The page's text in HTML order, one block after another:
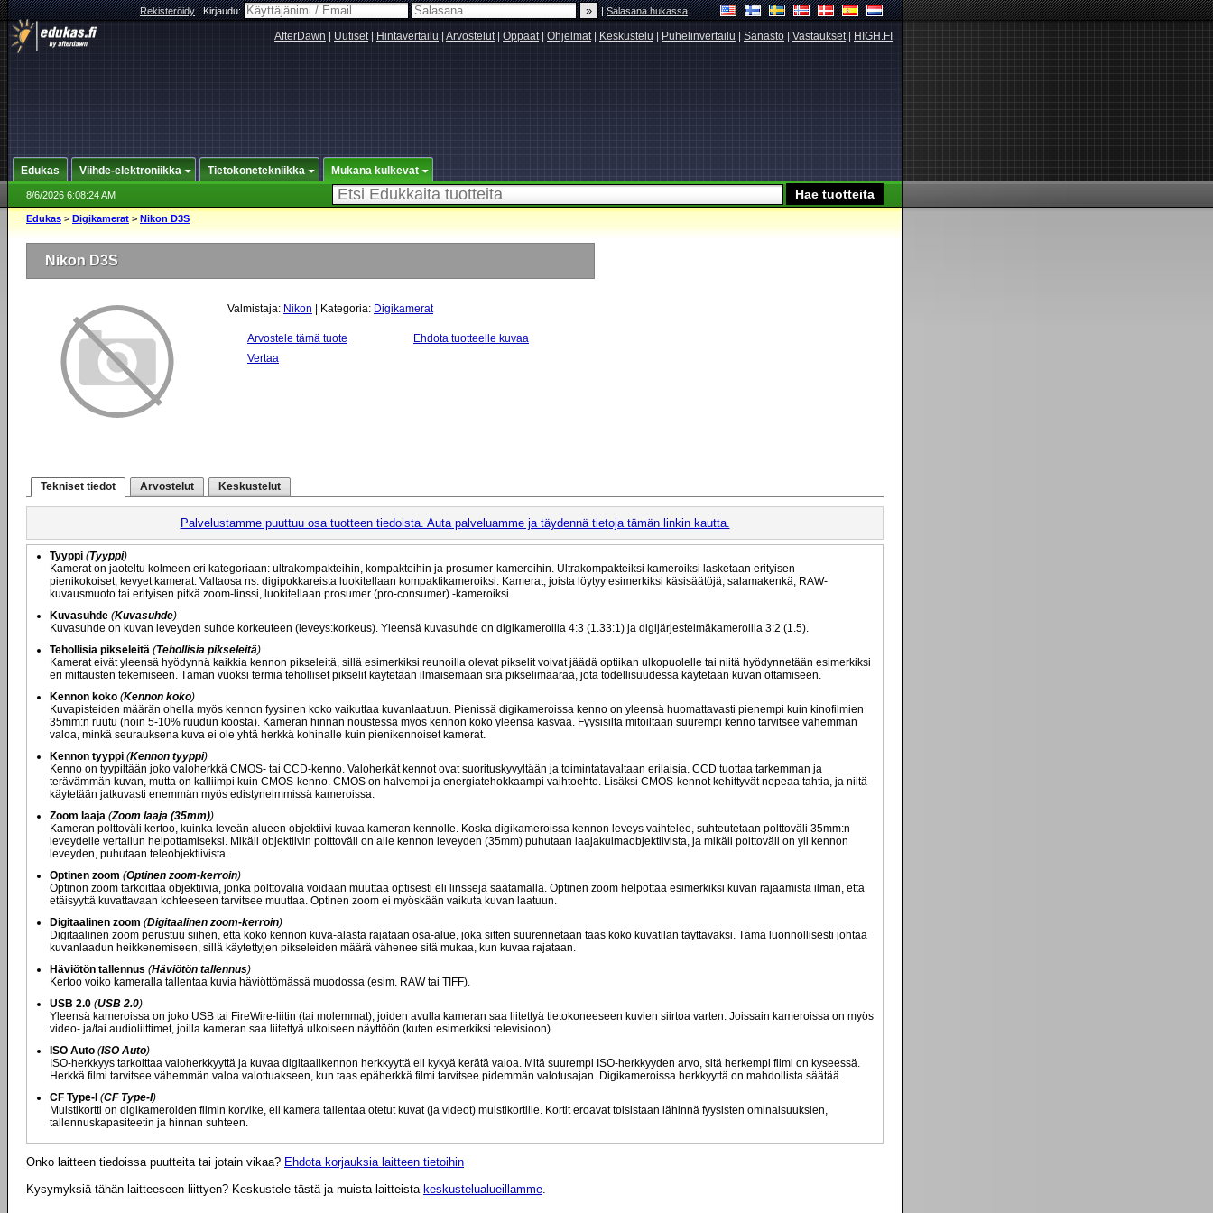
Rekisteröidy|Kirjaudu: |Salasana hukassa
AfterDawn Uutiset| Hintavertailu Arvostelut| Oppaat| Ohjelmat| Keskustelu Puhelinvertailu Sanasto Vastaukset| HIGH.FI
Edukas Viihde-elektroniikka Tietokonetekniikka Mukana kulkevat
8/6/2026 6:08:24 AM
Edukas > Digikamerat > Nikon D3S
Nikon D3S
Valmistaja: Nikon | Kategoria: Digikamerat
Arvostele tämä tuote
Ehdota tuotteelle kuvaa
Vertaa
Tekniset tiedot Arvostelut Keskustelut
Palvelustamme puuttuu osa tuotteen tiedoista. Auta palveluamme ja täydennä tietoja tämän linkin kautta.
Tyyppi (Tyyppi)
Kamerat on jaoteltu kolmeen eri kategoriaan: ultrakompakteihin, kompakteihin ja prosumer-kameroihin. Ultrakompakteiksi kameroiksi lasketaan erityisen
pienikokoiset, kevyet kamerat. Valtaosa ns. digipokkareista luokitellaan kompaktikameroiksi. Kamerat, joista löytyy esimerkiksi käsisäätöjä, salamakenkä, RAW-
kuvausmuoto tai erityisen pitkä zoom-linssi, luokitellaan prosumer (pro-consumer) -kameroiksi.
Kuvasuhde (Kuvasuhde)
Kuvasuhde on kuvan leveyden suhde korkeuteen (leveys:korkeus). Yleensä kuvasuhde on digikameroilla 4:3 (1.33:1) ja digijärjestelmäkameroilla 3:2 (1.5).
Tehollisia pikseleitä (Tehollisia pikseleitä)
Kamerat eivät yleensä hyödynnä kaikkia kennon pikseleitä, sillä esimerkiksi reunoilla olevat pikselit voivat jäädä optiikan ulkopuolelle tai niitä hyödynnetään esimerkiksi
eri mittausten tekemiseen. Tämän vuoksi termiä teholliset pikselit käytetään ilmaisemaan sitä pikselimäärää, jota todellisuudessa käytetään kuvan ottamiseen.
Kennon koko (Kennon koko)
Kuvapisteiden määrän ohella myös kennon fyysinen koko vaikuttaa kuvanlaatuun. Pienissä digikameroissa kenno on yleensä huomattavasti pienempi kuin kinofilmien
35mm:n ruutu (noin 5-10% ruudun koosta). Kameran hinnan noustessa myös kennon koko yleensä kasvaa. Fyysisiltä mitoiltaan suurempi kenno tarvitsee vähemmän
valoa, minkä seurauksena kuva ei ole yhtä herkkä kohinalle kuin pienikennoiset kamerat.
Kennon tyyppi (Kennon tyyppi)
Kenno on tyypiltään joko valoherkkä CMOS- tai CCD-kenno. Valoherkät kennot ovat suorituskyvyltään ja toimintatavaltaan erilaisia. CCD tuottaa tarkemman ja
terävämmän kuvan, mutta on kalliimpi kuin CMOS-kenno. CMOS on halvempi ja energiatehokkaampi vaihtoehto. Lisäksi CMOS-kennot kehittyvät nopeaa tahtia, ja niitä
käytetään jatkuvasti enemmän myös edistyneimmissä kameroissa.
Zoom laaja (Zoom laaja (35mm))
Kameran polttoväli kertoo, kuinka leveän alueen objektiivi kuvaa kameran kennolle. Koska digikameroissa kennon leveys vaihtelee, suhteutetaan polttoväli 35mm:n
leveydelle vertailun helpottamiseksi. Mikäli objektiivin polttoväli on alle kennon leveyden (35mm) puhutaan laajakulmaobjektiivista, ja mikäli polttoväli on yli kennon
leveyden, puhutaan teleobjektiivista.
Optinen zoom (Optinen zoom-kerroin)
Optinon zoom tarkoittaa objektiivia, jonka polttoväliä voidaan muuttaa optisesti eli linssejä säätämällä. Optinen zoom helpottaa esimerkiksi kuvan rajaamista ilman, että
etäisyyttä kuvattavaan kohteeseen tarvitsee muuttaa. Optinen zoom ei myöskään vaikuta kuvan laatuun.
Digitaalinen zoom (Digitaalinen zoom-kerroin)
Digitaalinen zoom perustuu siihen, että koko kennon kuva-alasta rajataan osa-alue, joka sitten suurennetaan taas koko kuvatilan täyttäväksi. Tämä luonnollisesti johtaa
kuvanlaadun heikkenemiseen, sillä käytettyjen pikseleiden määrä vähenee sitä mukaa, kun kuvaa rajataan.
Häviötön tallennus (Häviötön tallennus)
Kertoo voiko kameralla tallentaa kuvia häviöttömässä muodossa (esim. RAW tai TIFF).
USB 2.0 (USB 2.0)
Yleensä kameroissa on joko USB tai FireWire-liitin (tai molemmat), joiden avulla kameran saa liitettyä tietokoneeseen kuvien siirtoa varten. Joissain kameroissa on myös
video- ja/tai audioliittimet, joilla kameran saa liitettyä ulkoiseen näyttöön (kuten esimerkiksi televisioon).
ISO Auto (ISO Auto)
ISO-herkkyys tarkoittaa valoherkkyyttä ja kuvaa digitaalikennon herkkyyttä eli kykyä kerätä valoa. Mitä suurempi ISO-herkkyyden arvo, sitä herkempi filmi on kyseessä.
Herkkä filmi tarvitsee vähemmän valoa valottuakseen, kun taas epäherkkä filmi tarvitsee pidemmän valotusajan. Digikameroissa herkkyyttä on mahdollista säätää.
CF Type-I (CF Type-I)
Muistikortti on digikameroiden filmin korvike, eli kamera tallentaa otetut kuvat (ja videot) muistikortille. Kortit eroavat toisistaan lähinnä fyysisten ominaisuuksien,
tallennuskapasiteetin ja hinnan suhteen.
Onko laitteen tiedoissa puutteita tai jotain vikaa? Ehdota korjauksia laitteen tietoihin
Kysymyksiä tähän laitteeseen liittyen? Keskustele tästä ja muista laitteista keskustelualueillamme.